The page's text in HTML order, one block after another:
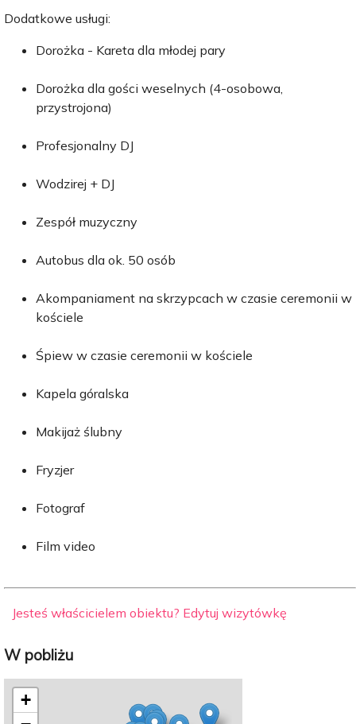
Dodatkowe usługi:
Dorożka - Kareta dla młodej pary
Dorożka dla gości weselnych (4-osobowa,
przystrojona)
Profesjonalny DJ
Wodzirej + DJ
Zespół muzyczny
Autobus dla ok. 50 osób
Akompaniament na skrzypcach w czasie ceremonii w
kościele
Śpiew w czasie ceremonii w kościele
Kapela góralska
Makijaż ślubny
Fryzjer
Fotograf
Film video
Jesteś właścicielem obiektu? Edytuj wizytówkę
W pobliżu
+